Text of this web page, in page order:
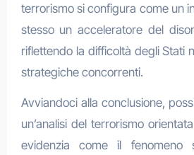
terrorismo si configura come un
stesso un acceleratore del
riflettendo la difficoltà degli Stati
strategiche concorrenti.
Avviandoci alla conclusione,
un’analisi del terrorismo
evidenzia come il fenomeno